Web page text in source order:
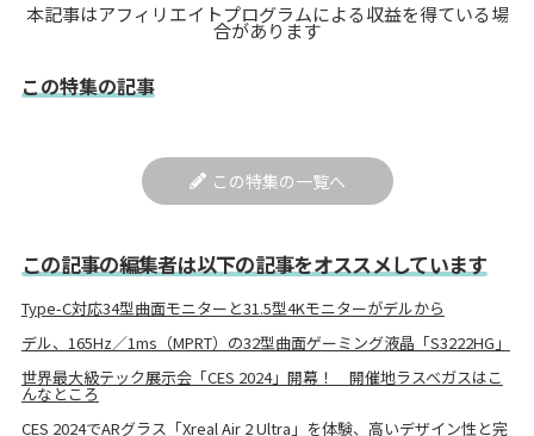
本記事はアフィリエイトプログラムによる収益を得ている場
合があります
この特集の記事
この特集の一覧へ
この記事の編集者は以下の記事をオススメしています
Type-C対応34型曲面モニターと31.5型4Kモニターがデルから
デル、165Hz／1ms（MPRT）の32型曲面ゲーミング液晶「S3222HG」
世界最大級テック展示会「CES 2024」開幕！ 開催地ラスベガスはこ
んなところ
CES 2024でARグラス「Xreal Air 2 Ultra」を体験、高いデザイン性と完